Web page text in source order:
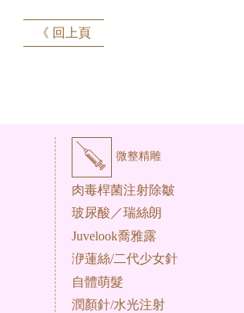
《 回上頁
微整精雕
肉毒桿菌注射除皺
玻尿酸／瑞絲朗
Juvelook喬雅露
洢蓮絲/二代少女針
自體萌髮
潤顏針/水光注射